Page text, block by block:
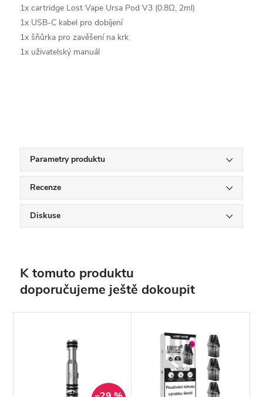
1x cartridge Lost Vape Ursa Pod V3 (0.8Ω, 2ml)
1x USB-C kabel pro dobíjení
1x šňůrka pro zavěšení na krk
1x uživatelský manuál
Parametry produktu
Recenze
Diskuse
K tomuto produktu
doporučujeme ještě dokoupit